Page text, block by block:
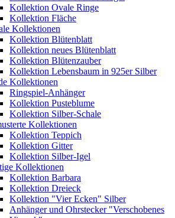
Kollektion Ovale Ringe
Kollektion Fläche
Kollektionen
Kollektion Blütenblatt
Kollektion neues Blütenblatt
Kollektion Blütenzauber
Kollektion Lebensbaum in 925er Silber
Kollektionen
Ringspiel-Anhänger
Kollektion Pusteblume
Kollektion Silber-Schale
Kollektionen
Kollektion Teppich
Kollektion Gitter
Kollektion Silber-Igel
Kollektionen
Kollektion Barbara
Kollektion Dreieck
Kollektion "Vier Ecken" Silber
Anhänger und Ohrstecker "Verschobenes